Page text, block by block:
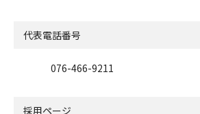
代表電話番号
076-466-9211
採用ページ